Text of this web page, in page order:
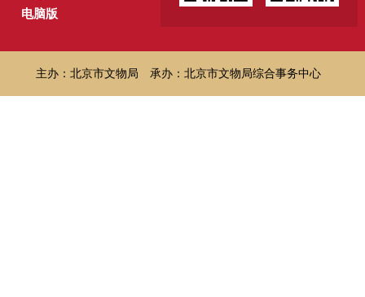
电脑版
主办：北京市文物局 承办：北京市文物局综合事务中心